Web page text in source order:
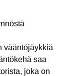
vääntöjäykkiä
saa
joka on